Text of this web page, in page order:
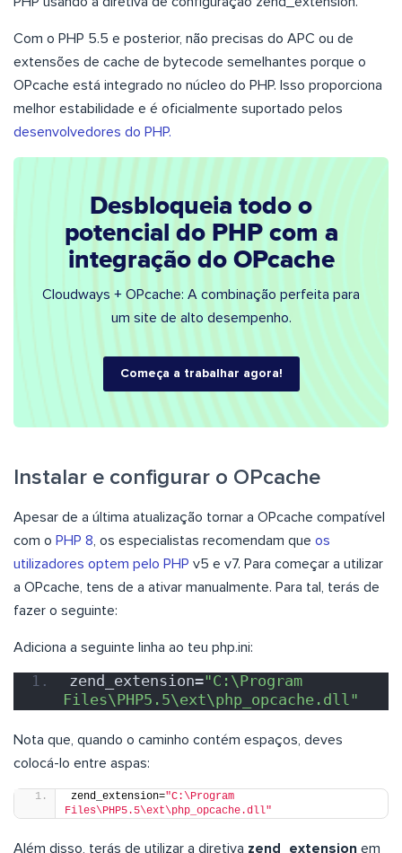
Com o PHP 5.5 e posterior, não precisas do APC ou de
extensões de cache de bytecode semelhantes porque o
OPcache está integrado no núcleo do PHP. Isso proporciona
melhor estabilidade e é oficialmente suportado pelos
desenvolvedores do PHP.
Desbloqueia todo o
potencial do PHP com a
integração do OPcache
Cloudways + OPcache: A combinação perfeita para
um site de alto desempenho.
Começa a trabalhar agora!
Instalar e configurar o OPcache
Apesar de a última atualização tornar a OPcache compatível
com o PHP 8, os especialistas recomendam que os
utilizadores optem pelo PHP v5 e v7. Para começar a utilizar
a OPcache, tens de a ativar manualmente. Para tal, terás de
fazer o seguinte:
Adiciona a seguinte linha ao teu php.ini:
zend_extension="C:\Program
Files\PHP5.5\ext\php_opcache.dll"
Nota que, quando o caminho contém espaços, deves
colocá-lo entre aspas:
zend_extension="C:\Program
Files\PHP5.5\ext\php_opcache.dll"
Além disso, terás de utilizar a diretiva zend_extension em